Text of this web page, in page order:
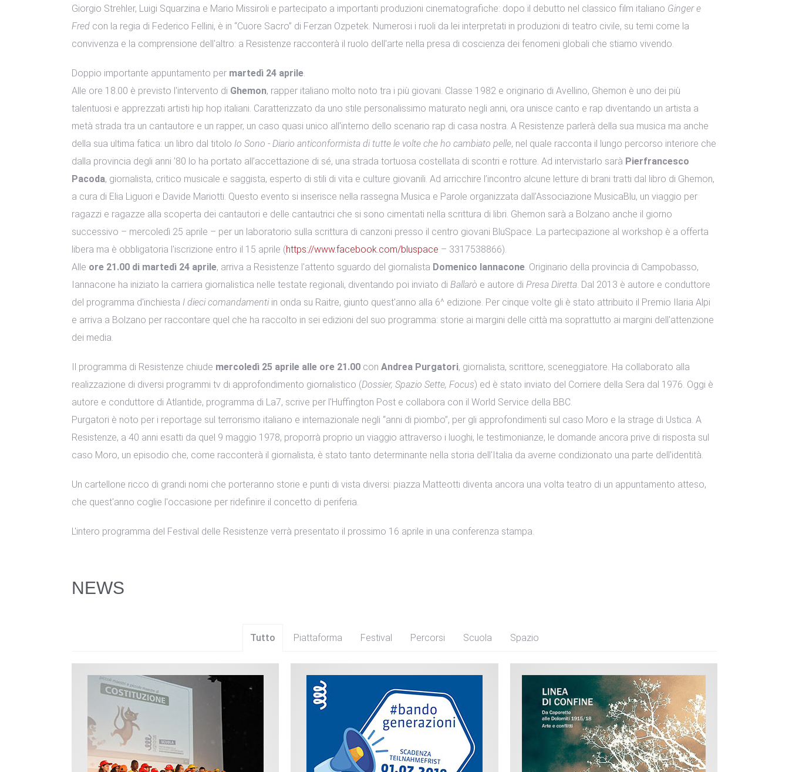
Giorgio Strehler, Luigi Squarzina e Mario Missiroli e partecipato a importanti produzioni cinematografiche: dopo il debutto nel classico film italiano Ginger e
Fred con la regia di Federico Fellini, è in “Cuore Sacro” di Ferzan Ozpetek. Numerosi i ruoli da lei interpretati in produzioni di teatro civile, su temi come la
convivenza e la comprensione dell'altro: a Resistenze racconterà il ruolo dell'arte nella presa di coscienza dei fenomeni globali che stiamo vivendo.
Doppio importante appuntamento per martedì 24 aprile.
Alle ore 18.00 è previsto l'intervento di Ghemon, rapper italiano molto noto tra i più giovani. Classe 1982 e originario di Avellino, Ghemon è uno dei più
talentuosi e apprezzati artisti hip hop italiani. Caratterizzato da uno stile personalissimo maturato negli anni, ora unisce canto e rap diventando un artista a
metà strada tra un cantautore e un rapper, un caso quasi unico all'interno dello scenario rap di casa nostra. A Resistenze parlerà della sua musica ma anche
della sua ultima fatica: un libro dal titolo Io Sono - Diario anticonformista di tutte le volte che ho cambiato pelle, nel quale racconta il lungo percorso interiore che
dalla provincia degli anni ’80 lo ha portato all’accettazione di sé, una strada tortuosa costellata di scontri e rotture. Ad intervistarlo sarà Pierfrancesco
Pacoda, giornalista, critico musicale e saggista, esperto di stili di vita e culture giovanili. Ad arricchire l’incontro alcune letture di brani tratti dal libro di Ghemon,
a cura di Elia Liguori e Davide Mariotti. Questo evento si inserisce nella rassegna Musica e Parole organizzata dall’Associazione MusicaBlu, un viaggio per
ragazzi e ragazze alla scoperta dei cantautori e delle cantautrici che si sono cimentati nella scrittura di libri. Ghemon sarà a Bolzano anche il giorno
successivo – mercoledì 25 aprile – per un laboratorio sulla scrittura di canzoni presso il centro giovani BluSpace. La partecipazione al workshop è a offerta
libera ma è obbligatoria l'iscrizione entro il 15 aprile (https://www.facebook.com/bluspace – 3317538866).
Alle ore 21.00 di martedì 24 aprile, arriva a Resistenze l'attento sguardo del giornalista Domenico Iannacone. Originario della provincia di Campobasso,
Iannacone ha iniziato la carriera giornalistica nelle testate regionali, diventando poi inviato di Ballarò e autore di Presa Diretta. Dal 2013 è autore e conduttore
del programma d'inchiesta I dieci comandamentiin onda su Raitre, giunto quest'anno alla 6^ edizione. Per cinque volte gli è stato attribuito il Premio Ilaria Alpi
e arriva a Bolzano per raccontare quel che ha raccolto in sei edizioni del suo programma: storie ai margini delle città ma soprattutto ai margini dell'attenzione
dei media.
Il programma di Resistenze chiude mercoledì 25 aprile alle ore 21.00 con Andrea Purgatori, giornalista, scrittore, sceneggiatore. Ha collaborato alla
realizzazione di diversi programmi tv di approfondimento giornalistico (Dossier, Spazio Sette, Focus) ed è stato inviato del Corriere della Sera dal 1976. Oggi è
autore e conduttore di Atlantide, programma di La7, scrive per l'Huffington Post e collabora con il World Service della BBC.
Purgatori è noto per i reportage sul terrorismo italiano e internazionale negli “anni di piombo”, per gli approfondimenti sul caso Moro e la strage di Ustica. A
Resistenze, a 40 anni esatti da quel 9 maggio 1978, proporrà proprio un viaggio attraverso i luoghi, le testimonianze, le domande ancora prive di risposta sul
caso Moro, un episodio che, come racconterà il giornalista, è stato tanto determinante nella storia dell'Italia da averne condizionato una parte dell'identità.
Un cartellone ricco di grandi nomi che porteranno storie e punti di vista diversi: piazza Matteotti diventa ancora una volta teatro di un appuntamento atteso,
che quest'anno coglie l'occasione per ridefinire il concetto di periferia.
L'intero programma del Festival delle Resistenze verrà presentato il prossimo 16 aprile in una conferenza stampa.
NEWS
Tutto Piattaforma Festival Percorsi Scuola Spazio